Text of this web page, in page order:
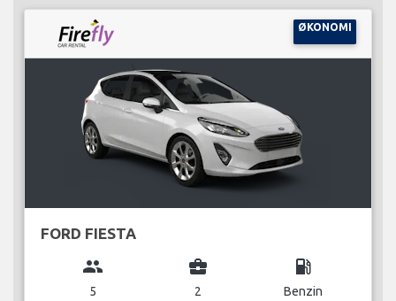
ØKONOMI
FORD FIESTA
group
5
business_center
2
local_gas_station
Benzin